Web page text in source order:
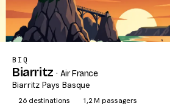
BIQ
Biarritz· Air France
Biarritz Pays Basque
26 destinations 1,2 M passagers